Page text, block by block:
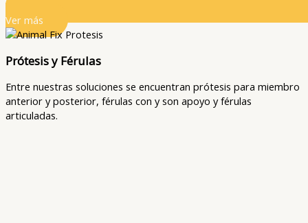
Ver más
Prótesis y Férulas
Entre nuestras soluciones se encuentran prótesis para miembro
anterior y posterior, férulas con y son apoyo y férulas
articuladas.